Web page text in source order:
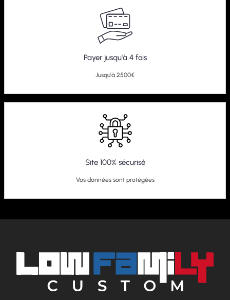
Payer jusqu'à 4 fois
Jusqu'à 2500€
Site 100% sécurisé
Vos données sont protégées